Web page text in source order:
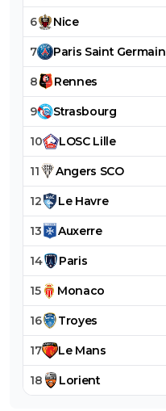
6 Nice
7 Paris Saint Germain
8 Rennes
9 Strasbourg
10 LOSC Lille
11 Angers SCO
12 Le Havre
13 Auxerre
14 Paris
15 Monaco
16 Troyes
17 Le Mans
18 Lorient